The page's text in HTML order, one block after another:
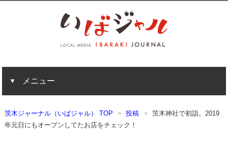
メニュー
茨木ジャーナル（いばジャル） TOP 投稿
茨木神社で初詣。2019
年元日にもオープンしてたお店をチェック！